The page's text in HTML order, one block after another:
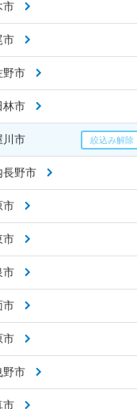
市
市
野市
林市
川市
長野市
市
市
市
市
市
野市
市